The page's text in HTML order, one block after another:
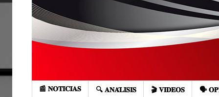
📰 𝐍𝐎𝐓𝐈𝐂𝐈𝐀𝐒 🔍 𝐀𝐍𝐀́𝐋𝐈𝐒𝐈𝐒 🎬 𝐕𝐈𝐃𝐄𝐎𝐒 🗣️